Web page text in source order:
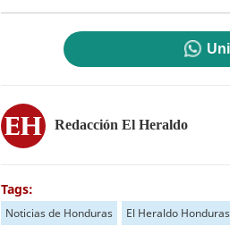
Redacción El Heraldo
Tags:
Noticias de Honduras El Heraldo Honduras